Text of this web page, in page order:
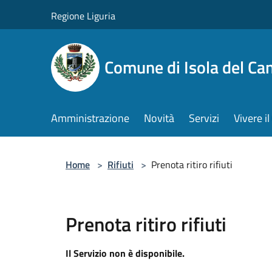
Regione Liguria
Comune di Isola del
Amministrazione Novità Servizi Vivere
Home > Rifiuti > Prenota ritiro rifiuti
Prenota ritiro rifiuti
Il Servizio non è disponibile.